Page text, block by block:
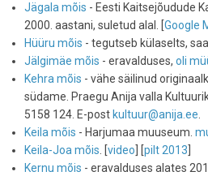
Jägala mõis - Eesti Kaitsejõudude
2000. aastani, suletud alal. [Google
Hüüru mõis - tegutseb külaselts,
Jälgimäe mõis - eravalduses, oli
Kehra mõis - vähe säilinud
südame. Praegu Anija valla
5158 124. E-post kultuur@anija.ee.
Keila mõis - Harjumaa muuseum.
Keila-Joa mõis. [video ] [pilt 2013
Kernu mõis - eravalduses alates